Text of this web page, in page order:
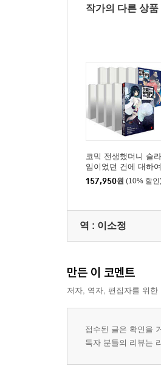
작가의 다른 상품
코믹 전생했더니 슬라
임이었던 건에 대하여
1~30권 세트
157,950원 (10% 할인
역 : 이소정
만든 이 코멘트
저자, 역자, 편집자를 위
접수된 글은 확인을
독자 분들의 리뷰는